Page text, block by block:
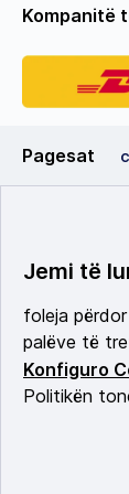
Kompanitë
Pagesat
Jemi të
foleja
palëve të
Konfiguro
Politikën